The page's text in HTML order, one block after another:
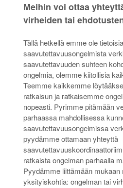
Meihin voi ottaa
virheiden tai
Tällä hetkellä emme ole tietoisia
saavutettavuusongelmista
saavutettavuuden suhteen
ongelmia, olemme kiitollisia
Teemme kaikkemme
ratkaisun ja ratkaisemme
nopeasti. Pyrimme pitämään
parhaassa mahdollisessa
saavutettavuusongelmissa
pyydämme ottamaan yhteyttä
ratkaista ongelman parhaalla
Pyydämme liittämään
yksityiskohtia: ongelman tai